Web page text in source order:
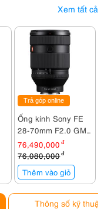
Xem tất cả
Trả góp online
Ống kính Sony FE
28-70mm F2.0 GM /
SEL2870GM
76,490,000 đ
76,080,000đ
Thêm vào giỏ
Thông số kỹ thuật